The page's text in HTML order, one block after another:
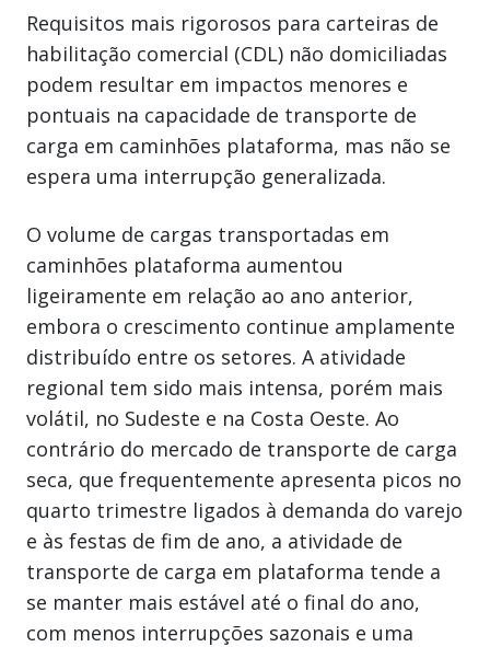
Requisitos mais rigorosos para carteiras de
habilitação comercial (CDL) não domiciliadas
podem resultar em impactos menores e
pontuais na capacidade de transporte de
carga em caminhões plataforma, mas não se
espera uma interrupção generalizada.
O volume de cargas transportadas em
caminhões plataforma aumentou
ligeiramente em relação ao ano anterior,
embora o crescimento continue amplamente
distribuído entre os setores. A atividade
regional tem sido mais intensa, porém mais
volátil, no Sudeste e na Costa Oeste. Ao
contrário do mercado de transporte de carga
seca, que frequentemente apresenta picos no
quarto trimestre ligados à demanda do varejo
e às festas de fim de ano, a atividade de
transporte de carga em plataforma tende a
se manter mais estável até o final do ano,
com menos interrupções sazonais e uma